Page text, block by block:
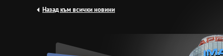
Назад към всички новини